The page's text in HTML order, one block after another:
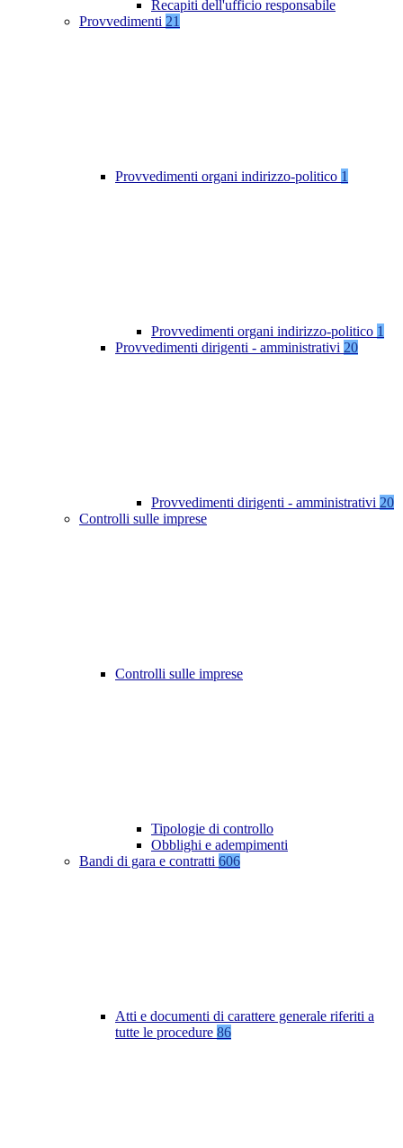
Recapiti dell'ufficio responsabile
Provvedimenti 21
Provvedimenti organi indirizzo-politico 1
Provvedimenti organi indirizzo-politico 1
Provvedimenti dirigenti - amministrativi 20
Provvedimenti dirigenti - amministrativi 20
Controlli sulle imprese
Controlli sulle imprese
Tipologie di controllo
Obblighi e adempimenti
Bandi di gara e contratti 606
Atti e documenti di carattere generale riferiti a
tutte le procedure 86